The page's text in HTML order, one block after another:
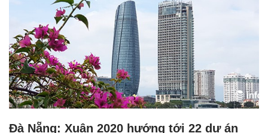
Đà Nẵng: Xuân 2020 hướng tới 22 dự án